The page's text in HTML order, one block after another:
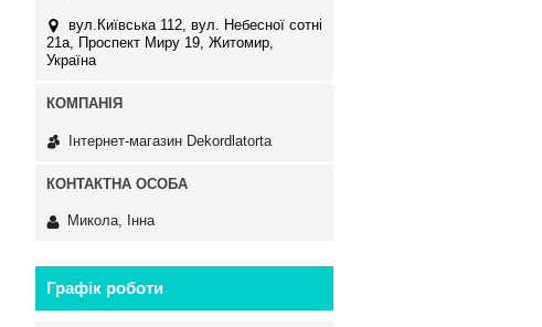
вул.Київська 112, вул. Небесної сотні
21а, Проспект Миру 19, Житомир,
Україна
Інтернет-магазин Dekordlatorta
Микола, Інна
Графік роботи